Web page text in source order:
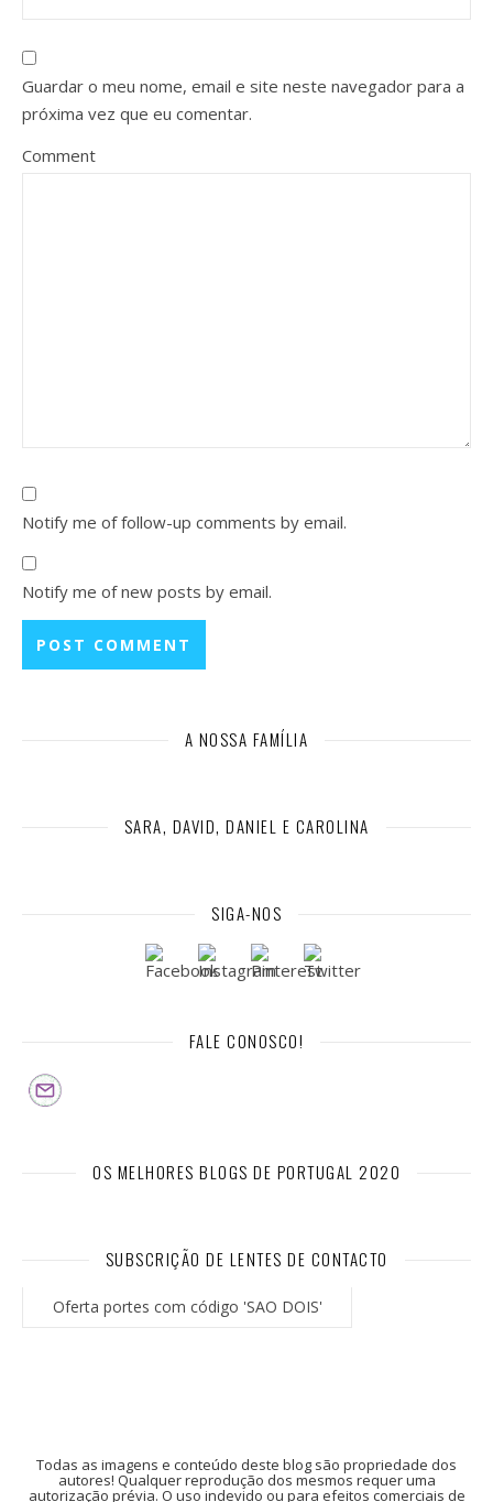
Guardar o meu nome, email e site neste navegador para a
próxima vez que eu comentar.
Comment
Notify me of follow-up comments by email.
Notify me of new posts by email.
A NOSSA FAMÍLIA
SARA, DAVID, DANIEL E CAROLINA
SIGA-NOS
FALE CONOSCO!
OS MELHORES BLOGS DE PORTUGAL 2020
SUBSCRIÇÃO DE LENTES DE CONTACTO
Oferta portes com código 'SAO DOIS'
Todas as imagens e conteúdo deste blog são propriedade dos
autores! Qualquer reprodução dos mesmos requer uma
autorização prévia. O uso indevido ou para efeitos comerciais de